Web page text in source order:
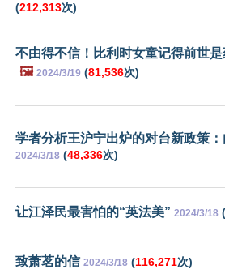
(212,313次)
不由得不信！比利时女童记得前世
🖼️ 2024/3/19 (81,536次)
学者分析王沪宁出炉的对台新政策
2024/3/18 (48,336次)
让江泽民最害怕的“英法美” 2024/3/18 (
致萧茗的信 2024/3/18 (116,271次)